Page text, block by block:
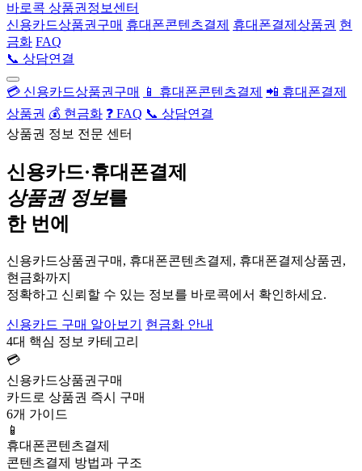
바로콕 상품권정보센터
신용카드상품권구매 휴대폰콘텐츠결제 휴대폰결제상품권 현
금화 FAQ
📞 상담연결
💳 신용카드상품권구매 📱 휴대폰콘텐츠결제 📲 휴대폰결제
상품권 💰 현금화 ❓ FAQ 📞 상담연결
상품권 정보 전문 센터
신용카드·휴대폰결제
상품권 정보를
한 번에
신용카드상품권구매, 휴대폰콘텐츠결제, 휴대폰결제상품권,
현금화까지
정확하고 신뢰할 수 있는 정보를 바로콕에서 확인하세요.
신용카드 구매 알아보기
현금화 안내
4대 핵심 정보 카테고리
💳
신용카드상품권구매
카드로 상품권 즉시 구매
6개 가이드
📱
휴대폰콘텐츠결제
콘텐츠결제 방법과 구조